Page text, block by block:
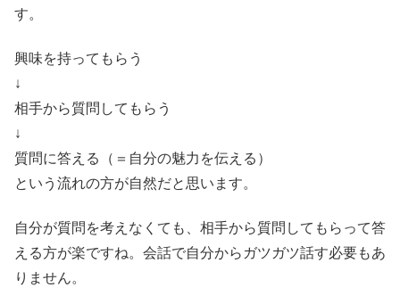
す。
興味を持ってもらう
↓
相手から質問してもらう
↓
質問に答える（＝自分の魅力を伝える）
という流れの方が自然だと思います。
自分が質問を考えなくても、相手から質問してもらって答
える方が楽ですね。会話で自分からガツガツ話す必要もあ
りません。